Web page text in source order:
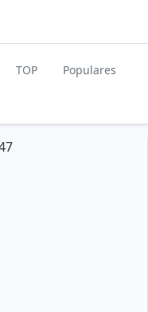
TOP Populares